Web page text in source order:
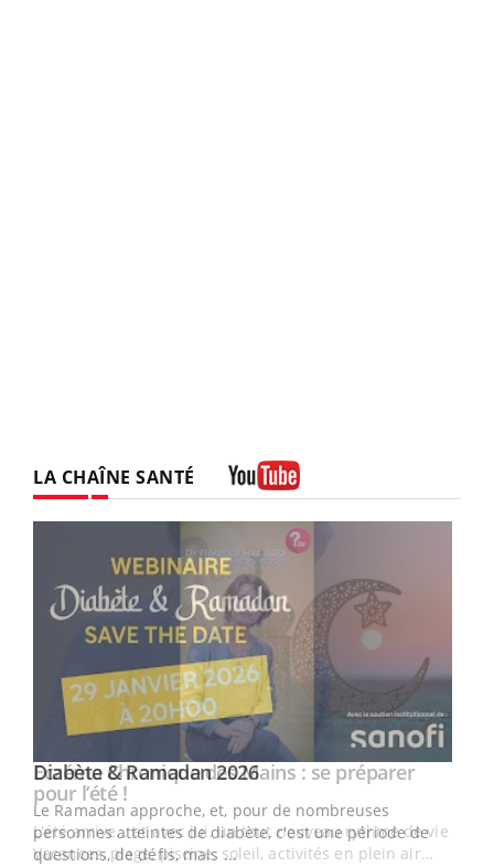
LA CHAÎNE SANTÉ
Youtube
Diabète & Ramadan 2026Youtube
Le Ramadan approche, et, pour de nombreuses
personnes atteintes de diabète, c'est une période de
questions, de défis, mais ...